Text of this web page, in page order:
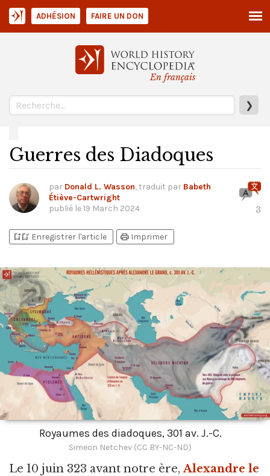
En français
❯
ADHÉSION FAIRE UN DON
Guerres des Diadoques
par Donald L. Wasson, traduit par Babeth
Étiève-Cartwright
publié le19 March 2024 3
bookmark_addbookmark_added Enregistrer l'article print Imprimer
Royaumes des diadoques, 301 av. J.-C.
Simeon Netchev (CC BY-NC-ND)
Le 10 juin 323 avant notre ère, Alexandre le